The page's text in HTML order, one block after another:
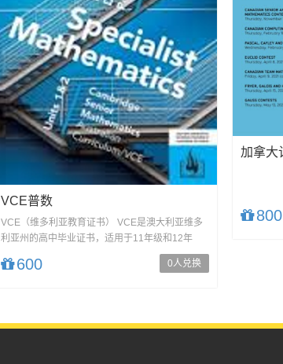
VCE普数
VCE（维多利亚教育证书） VCE是澳大利亚维多
利亚州的高中毕业证书，适用于11年级和12年
600 0人兑换
加拿大
800